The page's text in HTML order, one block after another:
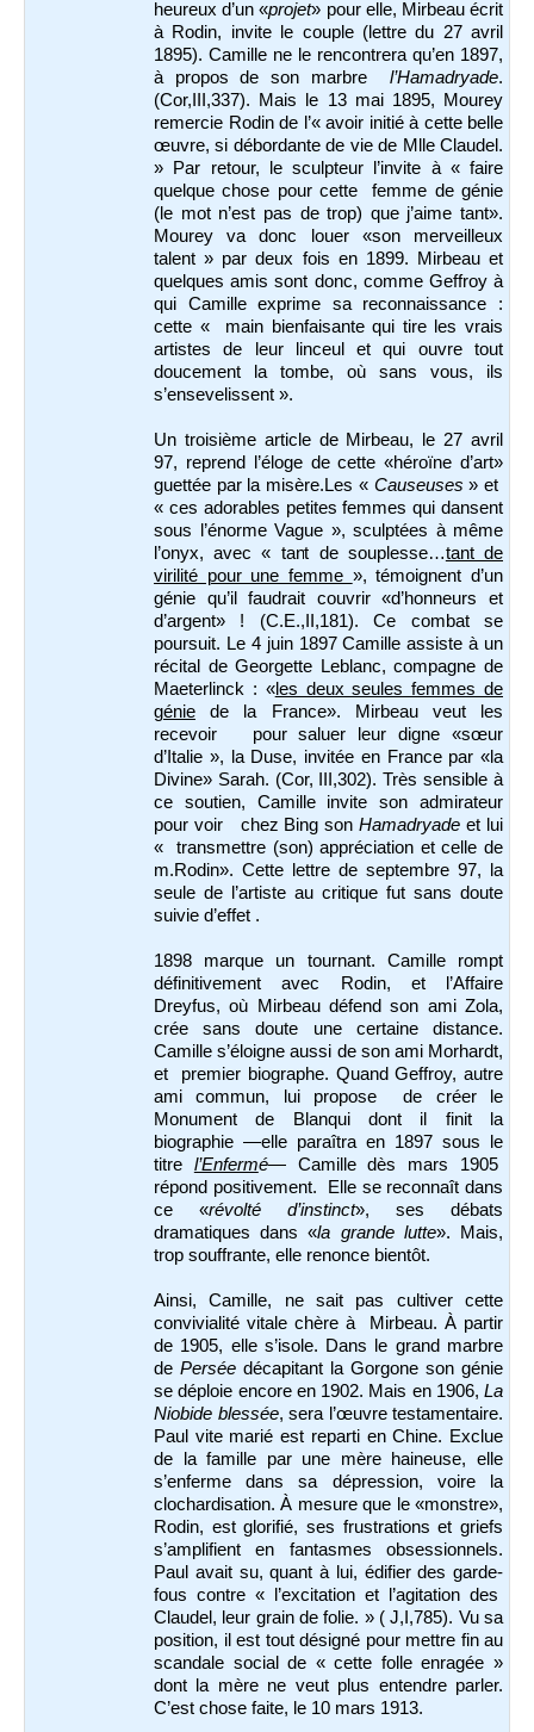
heureux d’un «projet» pour elle, Mirbeau écrit
à Rodin, invite le couple (lettre du 27 avril
1895). Camille ne le rencontrera qu’en 1897,
à propos de son marbre l’Hamadryade.
(Cor,III,337). Mais le 13 mai 1895, Mourey
remercie Rodin de l’« avoir initié à cette belle
œuvre, si débordante de vie de Mlle Claudel.
» Par retour, le sculpteur l’invite à « faire
quelque chose pour cette femme de génie
(le mot n’est pas de trop) que j’aime tant».
Mourey va donc louer «son merveilleux
talent » par deux fois en 1899. Mirbeau et
quelques amis sont donc, comme Geffroy à
qui Camille exprime sa reconnaissance :
cette « main bienfaisante qui tire les vrais
artistes de leur linceul et qui ouvre tout
doucement la tombe, où sans vous, ils
s’ensevelissent ».
Un troisième article de Mirbeau, le 27 avril
97, reprend l’éloge de cette «héroïne d’art»
guettée par la misère.Les « Causeuses » et
« ces adorables petites femmes qui dansent
sous l’énorme Vague », sculptées à même
l’onyx, avec « tant de souplesse…tant de
virilité pour une femme », témoignent d’un
génie qu’il faudrait couvrir «d’honneurs et
d’argent» ! (C.E.,II,181). Ce combat se
poursuit. Le 4 juin 1897 Camille assiste à un
récital de Georgette Leblanc, compagne de
Maeterlinck : «les deux seules femmes de
génie de la France». Mirbeau veut les
recevoir pour saluer leur digne «sœur
d’Italie », la Duse, invitée en France par «la
Divine» Sarah. (Cor, III,302). Très sensible à
ce soutien, Camille invite son admirateur
pour voir chez Bing sonHamadryadeet lui
« transmettre (son) appréciation et celle de
m.Rodin». Cette lettre de septembre 97, la
seule de l’artiste au critique fut sans doute
suivie d’effet .
1898 marque un tournant. Camille rompt
définitivement avec Rodin, et l’Affaire
Dreyfus, où Mirbeau défend son ami Zola,
crée sans doute une certaine distance.
Camille s’éloigne aussi de son ami Morhardt,
et premier biographe. Quand Geffroy, autre
ami commun, lui propose de créer le
Monument de Blanqui dont il finit la
biographie —elle paraîtra en 1897 sous le
titre l’Enfermé— Camille dès mars 1905
répond positivement. Elle se reconnaît dans
ce «révolté d’instinct», ses débats
dramatiques dans «la grande lutte». Mais,
trop souffrante, elle renonce bientôt.
Ainsi, Camille, ne sait pas cultiver cette
convivialité vitale chère à Mirbeau. À partir
de 1905, elle s’isole. Dans le grand marbre
de Persée décapitant la Gorgone son génie
se déploie encore en 1902. Mais en 1906, La
Niobide blessée, sera l’œuvre testamentaire.
Paul vite marié est reparti en Chine. Exclue
de la famille par une mère haineuse, elle
s’enferme dans sa dépression, voire la
clochardisation. À mesure que le «monstre»,
Rodin, est glorifié, ses frustrations et griefs
s’amplifient en fantasmes obsessionnels.
Paul avait su, quant à lui, édifier des garde-
fous contre « l’excitation et l’agitation des
Claudel, leur grain de folie. » ( J,I,785). Vu sa
position, il est tout désigné pour mettre fin au
scandale social de « cette folle enragée »
dont la mère ne veut plus entendre parler.
C’est chose faite, le 10 mars 1913.